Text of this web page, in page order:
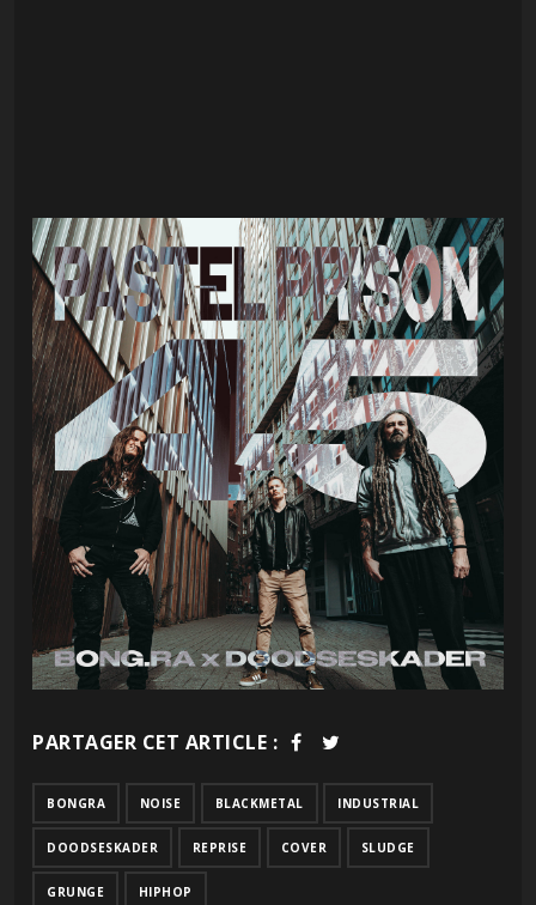
PARTAGER CET ARTICLE :
BONGRA NOISE BLACKMETAL INDUSTRIAL
DOODSESKADER REPRISE COVER SLUDGE
GRUNGE HIPHOP